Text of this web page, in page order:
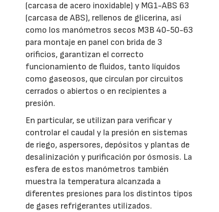
(carcasa de acero inoxidable) y MG1-ABS 63
(carcasa de ABS), rellenos de glicerina, así
como los manómetros secos M3B 40-50-63
para montaje en panel con brida de 3
orificios, garantizan el correcto
funcionamiento de fluidos, tanto líquidos
como gaseosos, que circulan por circuitos
cerrados o abiertos o en recipientes a
presión.
En particular, se utilizan para verificar y
controlar el caudal y la presión en sistemas
de riego, aspersores, depósitos y plantas de
desalinización y purificación por ósmosis. La
esfera de estos manómetros también
muestra la temperatura alcanzada a
diferentes presiones para los distintos tipos
de gases refrigerantes utilizados.